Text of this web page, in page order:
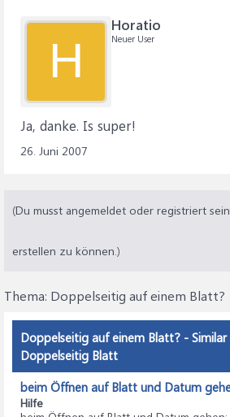
H
Horatio
Neuer User
Ja, danke. Is super!
26. Juni 2007
(Du musst angemeldet oder registriert
erstellen zu können.)
Thema: Doppelseitig auf einem Blatt?
Doppelseitig auf einem Blatt? - Similar
Doppelseitig Blatt
beim Öffnen auf Blatt und Datum
Hilfe